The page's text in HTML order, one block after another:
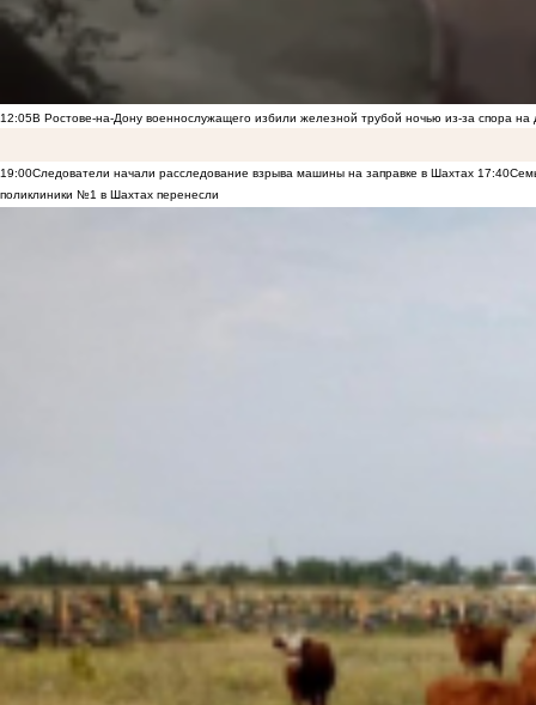
12:05В Ростове-на-Дону военнослужащего избили железной трубой ночью из-за спора на
19:00Следователи начали расследование взрыва машины на заправке в Шахтах 17:40
поликлиники №1 в Шахтах перенесли